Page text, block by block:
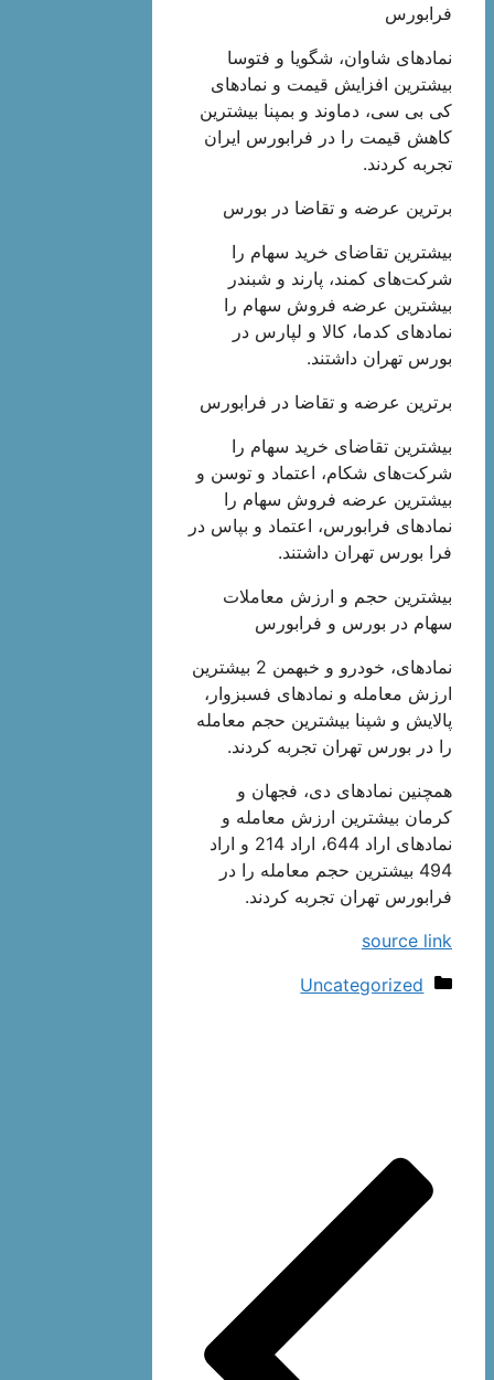
فرابورس
نماد‌های شاوان، شگویا و فتوسا
بیشترین افزایش قیمت و نماد‌های
کی بی سی، دماوند و بمپنا بیشترین
کاهش قیمت را در فرابورس ایران
تجربه کردند.
برترین عرضه و تقاضا در بورس
بیشترین تقاضای خرید سهام را
شرکت‌های کمند، پارند و شبندر
بیشترین عرضه فروش سهام را
نماد‌های کدما، کالا و لپارس در
بورس تهران داشتند.
برترین عرضه و تقاضا در فرابورس
بیشترین تقاضای خرید سهام را
شرکت‌های شکام، اعتماد و توسن و
بیشترین عرضه فروش سهام را
نماد‌های فرابورس، اعتماد و بپاس در
فرا بورس تهران داشتند.
بیشترین حجم و ارزش معاملات
سهام در بورس و فرابورس
نماد‌های، خودرو و خبهمن 2 بیشترین
ارزش معامله و نماد‌های فسبزوار،
پالایش و شپنا بیشترین حجم معامله
را در بورس تهران تجربه کردند.
همچنین نماد‌های دی، فجهان و
کرمان بیشترین ارزش معامله و
نماد‌های اراد 644، اراد 214 و اراد
494 بیشترین حجم معامله را در
فرابورس تهران تجربه کردند.
source link
دسته‌ها
Uncategorized